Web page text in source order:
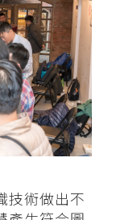
技術做出不